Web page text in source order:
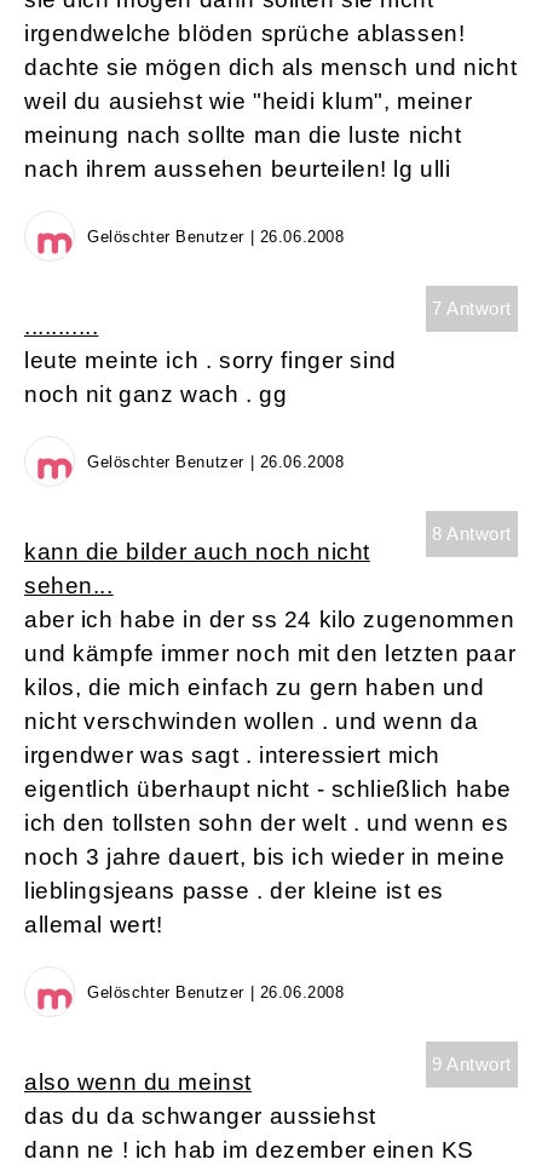
irgendwelche blöden sprüche ablassen!
dachte sie mögen dich als mensch und nicht
weil du ausiehst wie "heidi klum", meiner
meinung nach sollte man die luste nicht
nach ihrem aussehen beurteilen! lg ulli
Gelöschter Benutzer | 26.06.2008
7 Antwort
...........
leute meinte ich . sorry finger sind
noch nit ganz wach . gg
Gelöschter Benutzer | 26.06.2008
8 Antwort
kann die bilder auch noch nicht
sehen...
aber ich habe in der ss 24 kilo zugenommen
und kämpfe immer noch mit den letzten paar
kilos, die mich einfach zu gern haben und
nicht verschwinden wollen . und wenn da
irgendwer was sagt . interessiert mich
eigentlich überhaupt nicht - schließlich habe
ich den tollsten sohn der welt . und wenn es
noch 3 jahre dauert, bis ich wieder in meine
lieblingsjeans passe . der kleine ist es
allemal wert!
Gelöschter Benutzer | 26.06.2008
9 Antwort
also wenn du meinst
das du da schwanger aussiehst
dann ne ! ich hab im dezember einen KS